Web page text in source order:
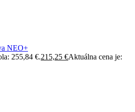
NEO+
255,84 €.215,25 €Aktuálna cena je: